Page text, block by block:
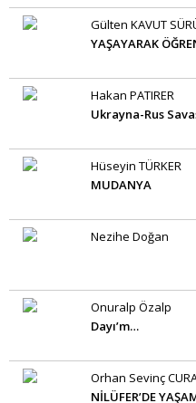
Gülten KAVUT
YAŞAYARAK
Hakan PATIRER
Ukrayna-Rus
Hüseyin TÜRKER
MUDANYA
Nezihe Doğan
Onuralp Özalp
Dayı’m…
Orhan Sevinç
NİLÜFER’DE